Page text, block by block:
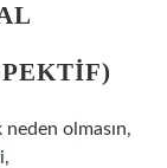
olmasın,